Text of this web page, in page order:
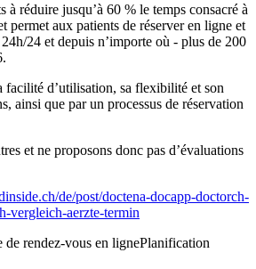
à réduire jusqu’à 60 % le temps consacré à
permet aux patients de réserver en ligne et
24 et depuis n’importe où - plus de 200
facilité d’utilisation, sa flexibilité et son
ainsi que par un processus de réservation
et ne proposons donc pas d’évaluations
de/post/doctena-docapp-doctorch-
vergleich-aerzte-termin
de rendez-vous en lignePlanification